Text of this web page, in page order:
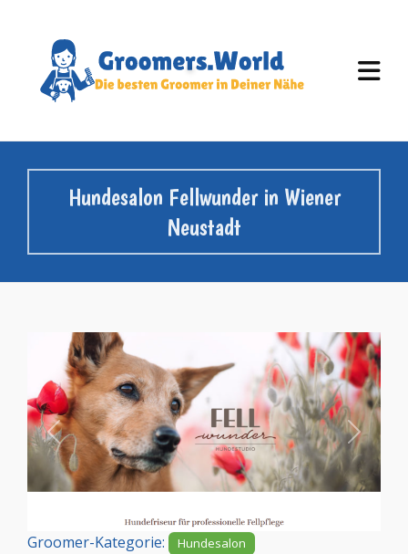
Hundesalon Fellwunder in Wiener
Neustadt
Vorheriges
Groomer-Kategorie: Hundesalon